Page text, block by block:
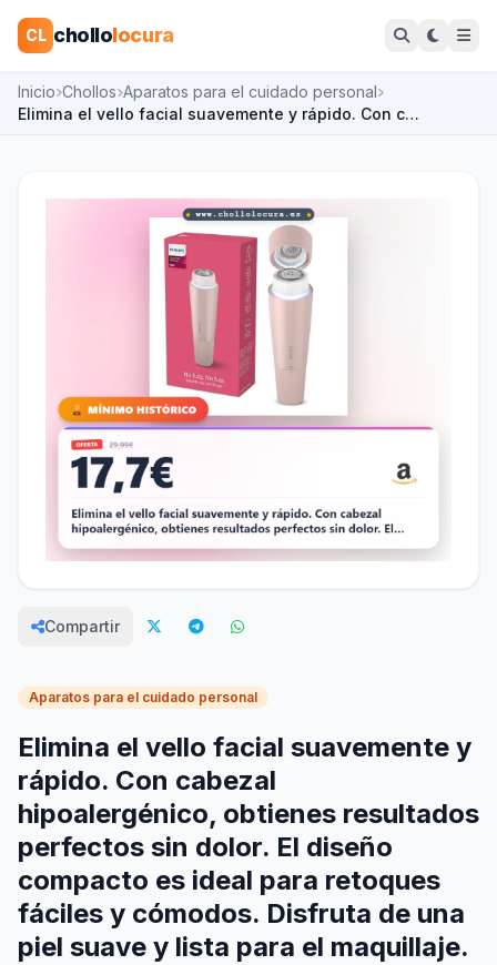
CL chollolocura
Inicio Chollos Aparatos para el cuidado personal
Elimina el vello facial suavemente y rápido. Con c…
Compartir
Aparatos para el cuidado personal
Elimina el vello facial suavemente y
rápido. Con cabezal
hipoalergénico, obtienes resultados
perfectos sin dolor. El diseño
compacto es ideal para retoques
fáciles y cómodos. Disfruta de una
piel suave y lista para el maquillaje.